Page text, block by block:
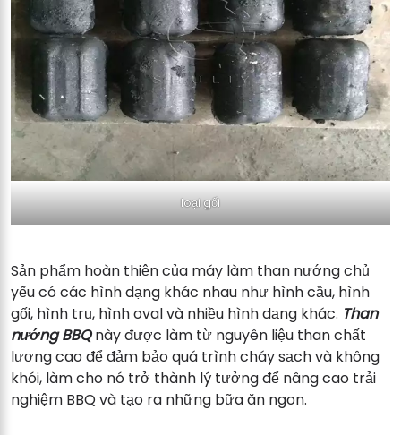
loại gối
Sản phẩm hoàn thiện của máy làm than nướng chủ
yếu có các hình dạng khác nhau như hình cầu, hình
gối, hình trụ, hình oval và nhiều hình dạng khác. Than
nướng BBQnày được làm từ nguyên liệu than chất
lượng cao để đảm bảo quá trình cháy sạch và không
khói, làm cho nó trở thành lý tưởng để nâng cao trải
nghiệm BBQ và tạo ra những bữa ăn ngon.